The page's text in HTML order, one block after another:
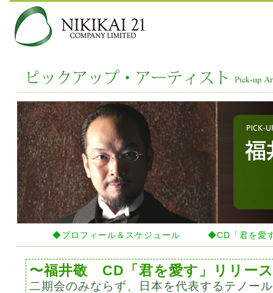
◆プロフィール＆スケジュール ◆CD「君を愛
〜福井敬 CD「君を愛す」リリー
二期会のみならず、日本を代表するテノー